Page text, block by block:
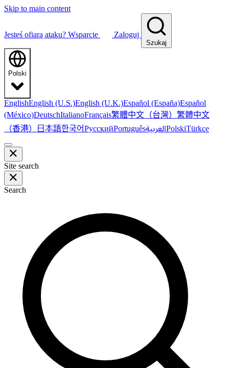
Skip to main content
Jesteś ofiarą ataku? Wsparcie Zaloguj
Szukaj
Polski
EnglishEnglish (U.S.)English (U.K.)Español (España)Español
(México)DeutschItalianoFrançais繁體中文（台灣） 繁體中文
（香港） 日本語한국어РусскийPortuguêsالعربيةPolskiTürkçe
Site search
Search